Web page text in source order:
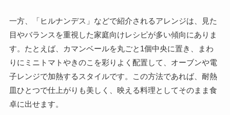
一方、「ヒルナンデス」などで紹介されるアレンジは、見た
目やバランスを重視した家庭向けレシピが多い傾向にありま
す。たとえば、カマンベールを丸ごと1個中央に置き、まわ
りにミニトマトやきのこを彩りよく配置して、オーブンや電
子レンジで加熱するスタイルです。この方法であれば、耐熱
皿ひとつで仕上がりも美しく、映える料理としてそのまま食
卓に出せます。